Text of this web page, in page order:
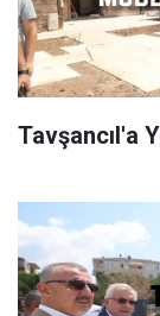
Tavşancıl'a